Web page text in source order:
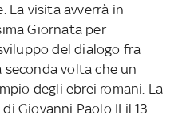
La visita avverrà in
Giornata per
del dialogo fra
seconda volta che un
degli ebrei romani. La
Giovanni Paolo II il 13